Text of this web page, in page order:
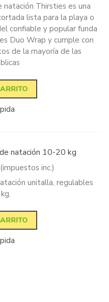
natación Thirsties es una
lista para la playa o
confiable y popular funda
Duo Wrap y cumple con
de la mayoría de las
natación 10-20 kg
(impuestos inc.)
unitalla, regulables